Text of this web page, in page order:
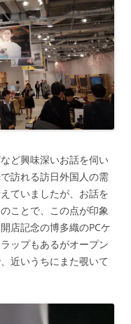
ど興味深いお話を伺い
訪れる訪日外国人の需
ていましたが、お話を
ことで、この点が印象
店記念の博多織のPCケ
ップもあるがオープン
近いうちにまた覗いて